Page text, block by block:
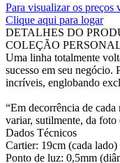
Para visualizar os preços
Clique aqui para logar
DETALHES DO
COLEÇÃO
Uma linha totalmente
sucesso em seu negócio.
incríveis, englobando
“Em decorrência de
variar, sutilmente, da foto
Dados Técnicos
Cartier: 19cm (cada
Ponto de luz: 0,5mm